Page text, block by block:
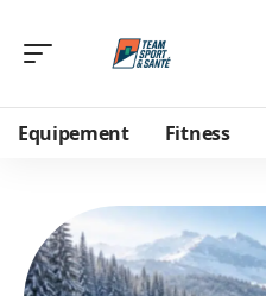
Equipement Fitness